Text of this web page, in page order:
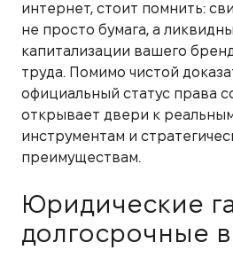
интернет, стоит помнить:
не просто бумага, а
капитализации вашего
труда. Помимо чистой
официальный статус права
открывает двери к
инструментам и
преимуществам.
Юридические
долгосрочные